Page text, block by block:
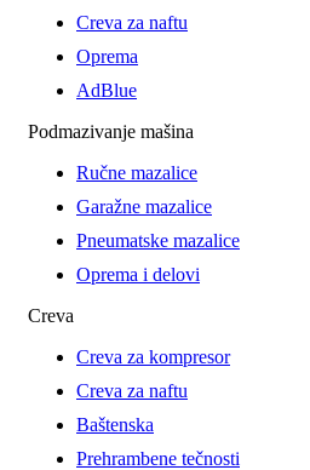
Creva za naftu
Oprema
AdBlue
Podmazivanje mašina
Ručne mazalice
Garažne mazalice
Pneumatske mazalice
Oprema i delovi
Creva
Creva za kompresor
Creva za naftu
Baštenska
Prehrambene tečnosti